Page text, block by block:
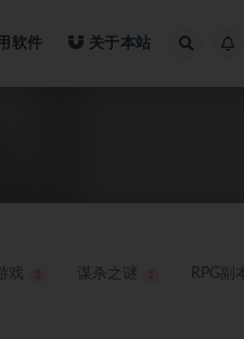
软件 关于本站
戏 2 谋杀之谜 RPG副